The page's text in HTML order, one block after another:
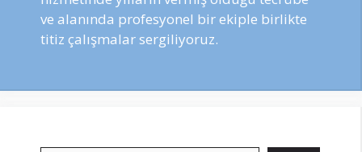
ve alanında profesyonel bir ekiple birlikte
titiz çalışmalar sergiliyoruz.